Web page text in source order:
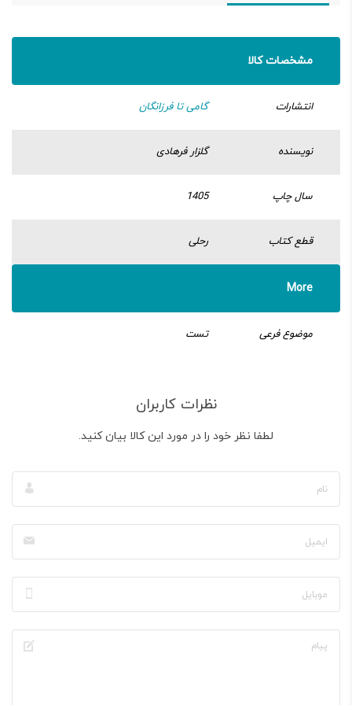
مشخصات کالا
انتشارات گامی تا فرزانگان
نویسنده گلزار فرهادی
سال چاپ 1405
قطع کتاب رحلی
More
موضوع فرعی تست
نظرات کاربران
لطفا نظر خود را در مورد این کالا بیان کنید.